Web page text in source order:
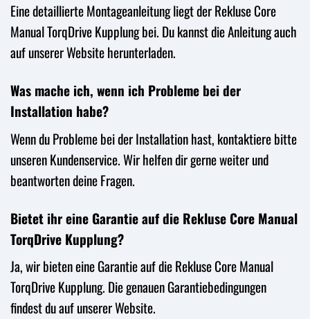
Eine detaillierte Montageanleitung liegt der Rekluse Core
Manual TorqDrive Kupplung bei. Du kannst die Anleitung auch
auf unserer Website herunterladen.
Was mache ich, wenn ich Probleme bei der
Installation habe?
Wenn du Probleme bei der Installation hast, kontaktiere bitte
unseren Kundenservice. Wir helfen dir gerne weiter und
beantworten deine Fragen.
Bietet ihr eine Garantie auf die Rekluse Core Manual
TorqDrive Kupplung?
Ja, wir bieten eine Garantie auf die Rekluse Core Manual
TorqDrive Kupplung. Die genauen Garantiebedingungen
findest du auf unserer Website.